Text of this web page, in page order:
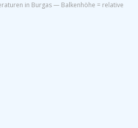
in Burgas — Balkenhöhe = relative